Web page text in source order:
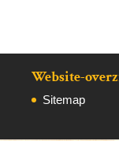
Website-
Sitemap